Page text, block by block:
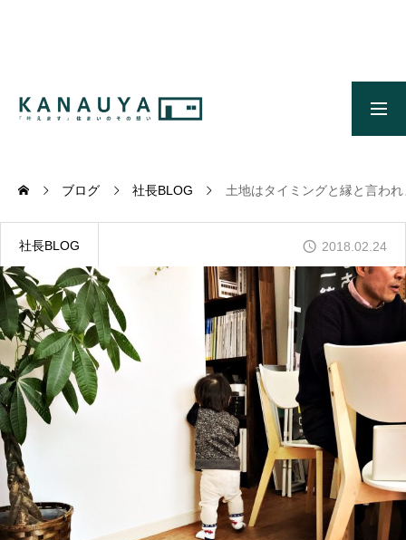
施工事例
ONLINE MODEL HOUSE
オンライン展示場
WORKS
施工事例
GALLERY
かなう家が設計施工した住まいの写真
COMPANY
株式会社かなう家の紹介
ブログ 社長BLOG 土地はタイミングと縁と言わ
社長BLOG 2018.02.24